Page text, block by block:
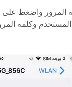
المرور واضغط على
وكلمة